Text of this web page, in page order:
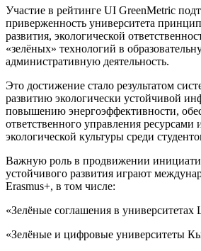
Участие в рейтинге UI GreenMetric
приверженность университета
развития, экологической
«зелёных» технологий в
административную деятельность.
Это достижение стало результатом
развитию экологически устойчивой
повышению энергоэффективности,
ответственного управления
экологической культуры среди
Важную роль в продвижении
устойчивого развития играют
Erasmus+, в том числе:
«Зелёные соглашения в
«Зелёные и цифровые университеты